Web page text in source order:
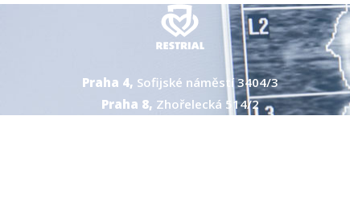
Praha 4, Sofijské náměstí 3404/3
Praha 8, Zhořelecká 514/2